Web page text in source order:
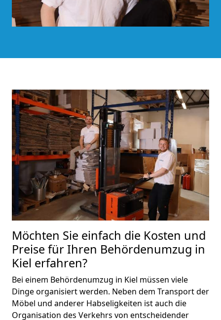
Möchten Sie einfach die Kosten und
Preise für Ihren Behördenumzug in
Kiel erfahren?
Bei einem Behördenumzug in Kiel müssen viele
Dinge organisiert werden. Neben dem Transport der
Möbel und anderer Habseligkeiten ist auch die
Organisation des Verkehrs von entscheidender